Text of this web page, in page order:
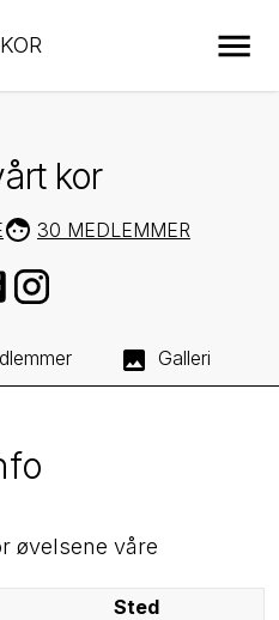
kor
30 MEDLEMMER
Galleri
øvelsene våre
Sted